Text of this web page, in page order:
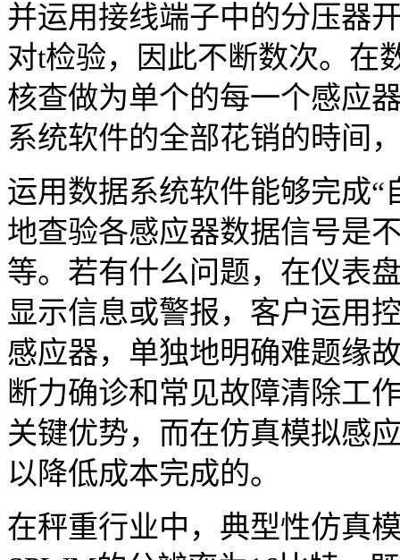
并运用接线端子中的分压器
对t检验，因此不断数次。在
核查做为单个的每一个感应
系统软件的全部花销的時间
运用数据系统软件能够完成
地查验各感应器数据信号是
等。若有什么问题，在仪表
显示信息或警报，客户运用
感应器，单独地明确难题缘
断力确诊和常见故障清除工
关键优势，而在仿真模拟感
以降低成本完成的。
在秤重行业中，典型性仿真